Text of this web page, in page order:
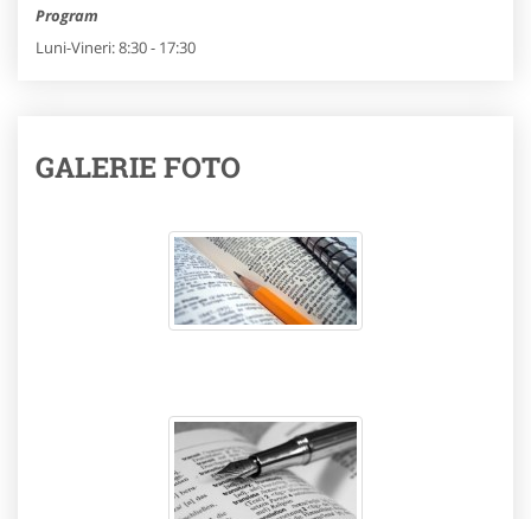
Program
Luni-Vineri: 8:30 - 17:30
GALERIE FOTO